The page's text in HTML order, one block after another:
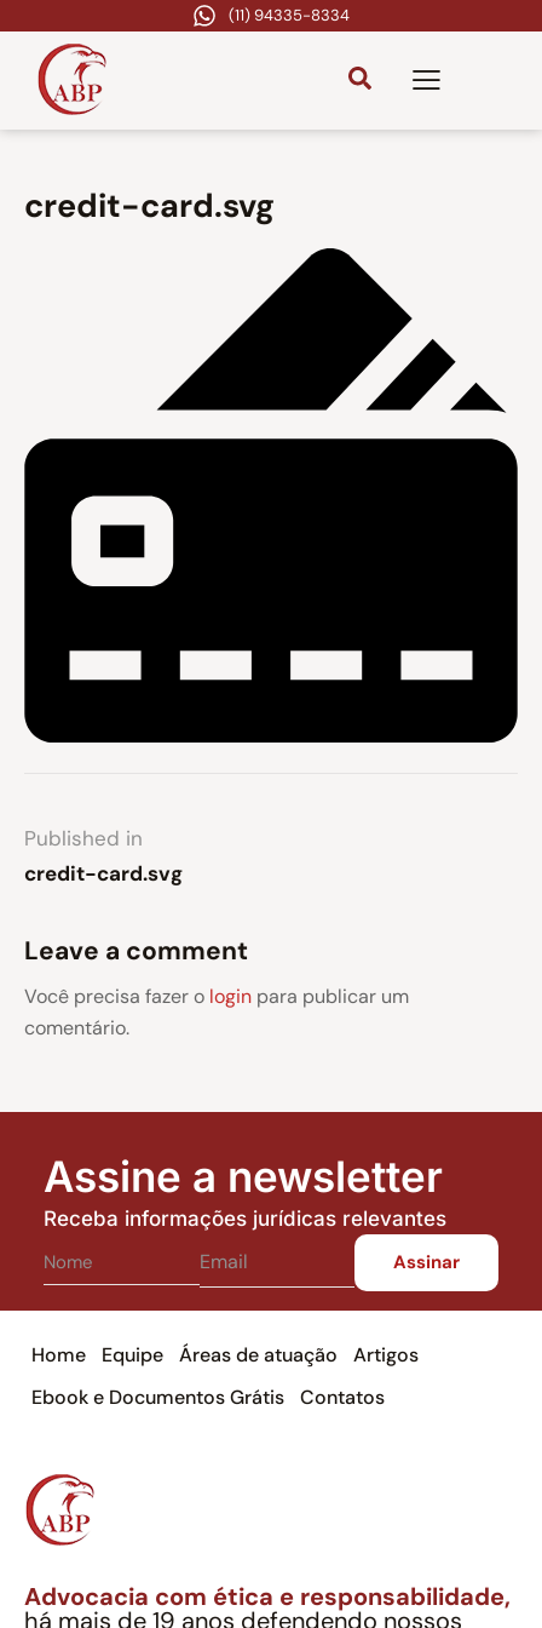
(11) 94335-8334
credit-card.svg
Published in
credit-card.svg
Leave a comment
Você precisa fazer o login para publicar um
comentário.
Assine a newsletter
Receba informações jurídicas relevantes
Home Equipe Áreas de atuação
Artigos
Ebook e Documentos Grátis
Contatos
Advocacia com ética e responsabilidade,
há mais de 19 anos defendendo nossos